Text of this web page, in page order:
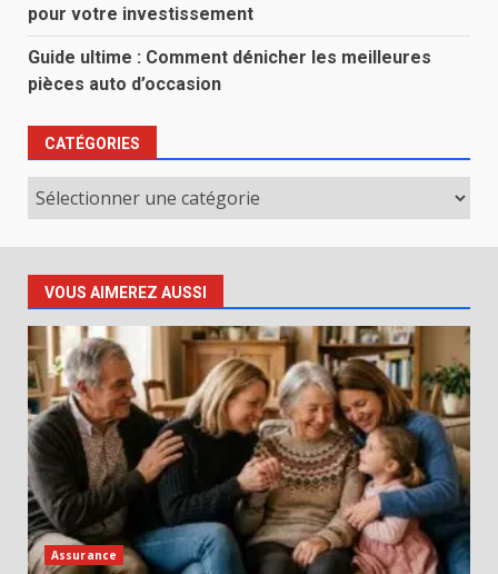
pour votre investissement
Guide ultime : Comment dénicher les meilleures
pièces auto d’occasion
CATÉGORIES
Catégories
VOUS AIMEREZ AUSSI
Assurance